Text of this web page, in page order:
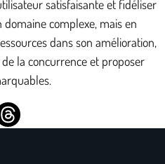
satisfaisante et fidéliser
domaine complexe, mais en
dans son amélioration,
la concurrence et proposer